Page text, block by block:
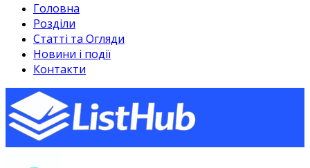
Головна
Розділи
Статті та Огляди
Новини і події
Контакти